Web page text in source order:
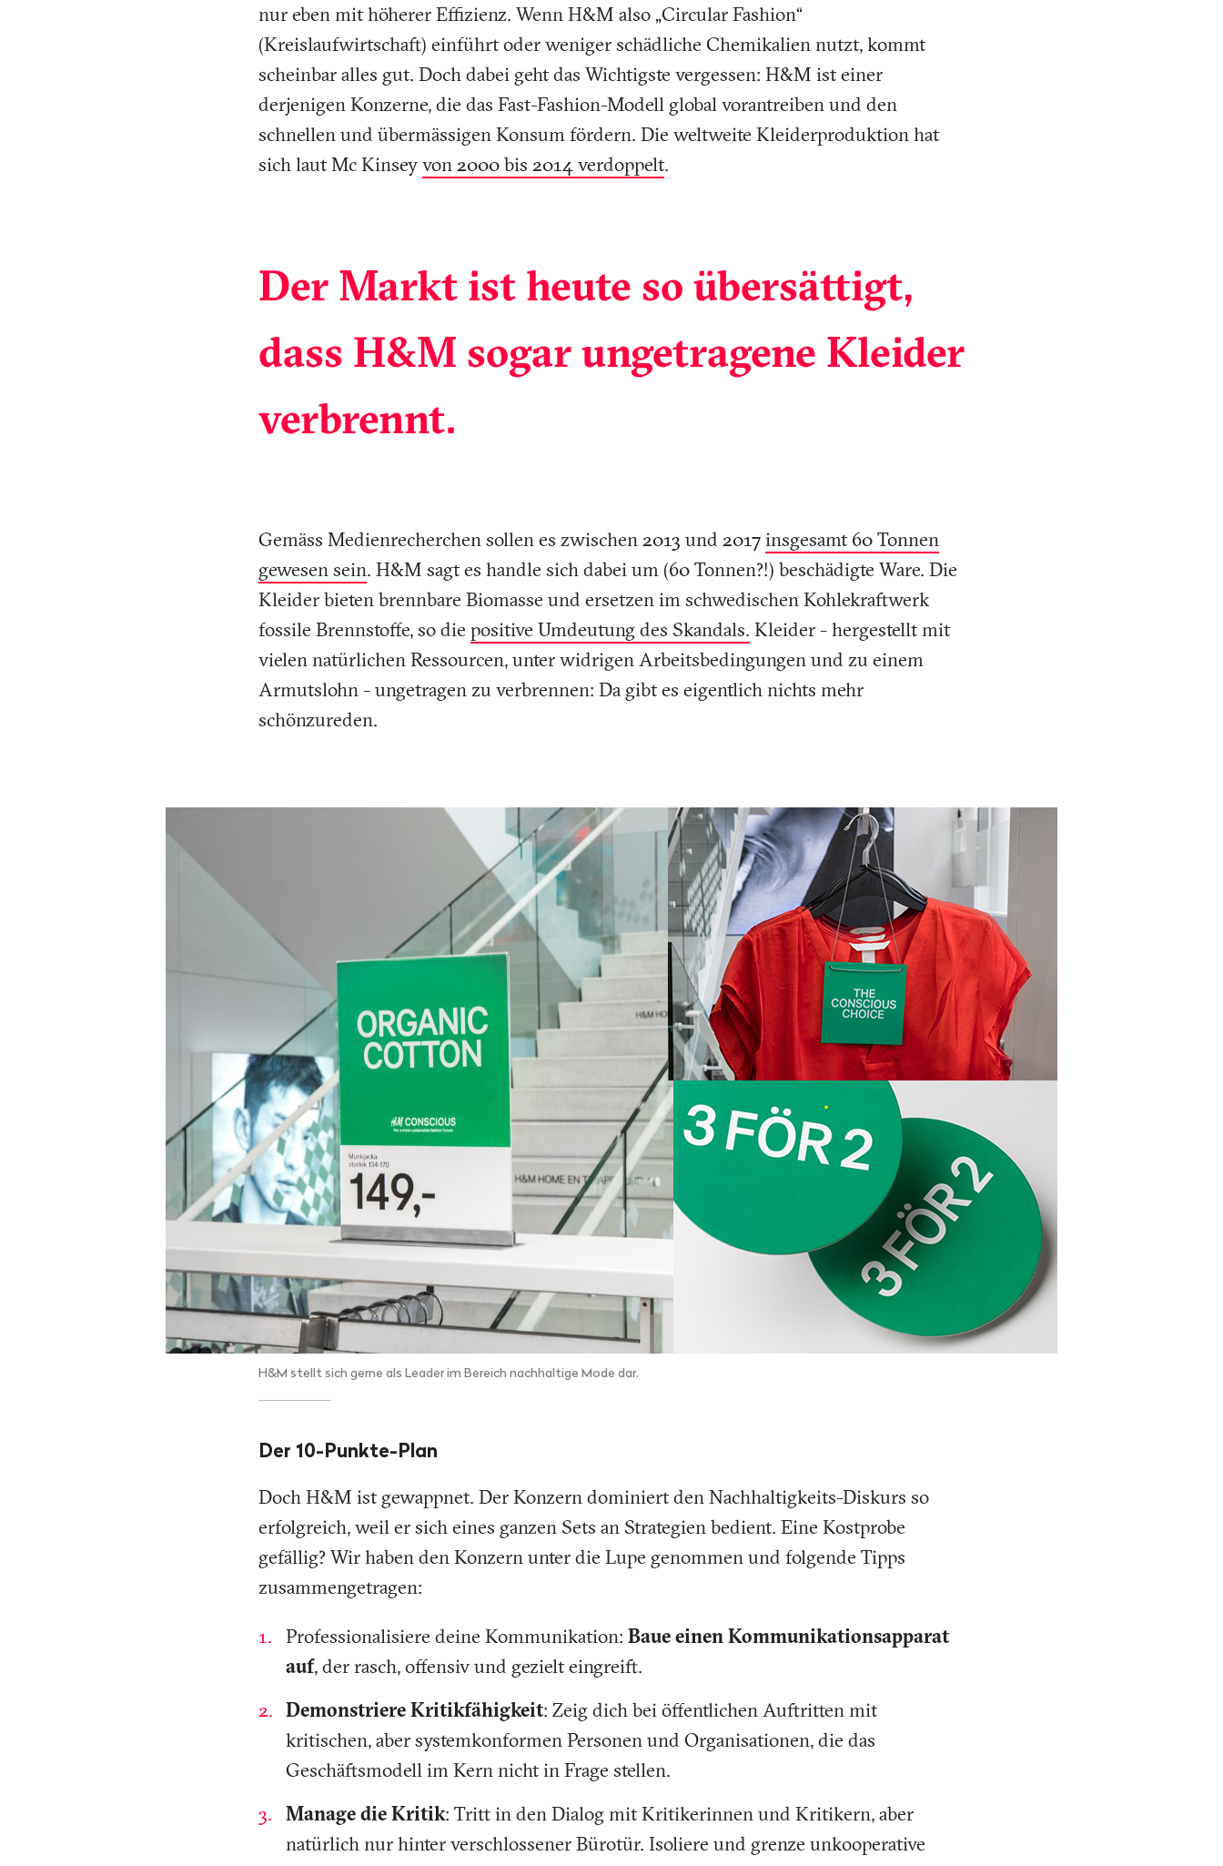
nur eben mit höherer Effizienz. Wenn H&M also „Circular Fashion“
(Kreislaufwirtschaft) einführt oder weniger schädliche Chemikalien nutzt, kommt
scheinbar alles gut. Doch dabei geht das Wichtigste vergessen: H&M ist einer
derjenigen Konzerne, die das Fast-Fashion-Modell global vorantreiben und den
schnellen und übermässigen Konsum fördern. Die weltweite Kleiderproduktion hat
sich laut Mc Kinseyvon 2000 bis 2014 verdoppelt.
Der Markt ist heute so übersättigt,
dass H&M sogar ungetragene Kleider
verbrennt.
Gemäss Medienrecherchen sollen es zwischen 2013 und 2017insgesamt 60 Tonnen
gewesen sein. H&M sagt es handle sich dabei um (60 Tonnen?!) beschädigte Ware. Die
Kleider bieten brennbare Biomasse und ersetzen im schwedischen Kohlekraftwerk
fossile Brennstoffe, so die positive Umdeutung des Skandals. Kleider - hergestellt mit
vielen natürlichen Ressourcen, unter widrigen Arbeitsbedingungen und zu einem
Armutslohn - ungetragen zu verbrennen: Da gibt es eigentlich nichts mehr
schönzureden.
H&M stellt sich gerne als Leader im Bereich nachhaltige Mode dar.
Der 10-Punkte-Plan
Doch H&M ist gewappnet. Der Konzern dominiert den Nachhaltigkeits-Diskurs so
erfolgreich, weil er sich eines ganzen Sets an Strategien bedient. Eine Kostprobe
gefällig? Wir haben den Konzern unter die Lupe genommen und folgende Tipps
zusammengetragen:
Professionalisiere deine Kommunikation: Baue einen Kommunikationsapparat
auf, der rasch, offensiv und gezielt eingreift.
Demonstriere Kritikfähigkeit: Zeig dich bei öffentlichen Auftritten mit
kritischen, aber systemkonformen Personen und Organisationen, die das
Geschäftsmodell im Kern nicht in Frage stellen.
Manage die Kritik: Tritt in den Dialog mit Kritikerinnen und Kritikern, aber
natürlich nur hinter verschlossener Bürotür. Isoliere und grenze unkooperative